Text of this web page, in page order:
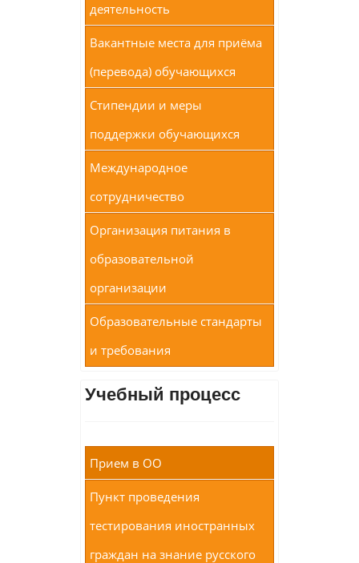
деятельность
Вакантные места для приёма
(перевода) обучающихся
Стипендии и меры
поддержки обучающихся
Международное
сотрудничество
Организация питания в
образовательной
организации
Образовательные стандарты
и требования
Учебный процесс
Прием в ОО
Пункт проведения
тестирования иностранных
граждан на знание русского